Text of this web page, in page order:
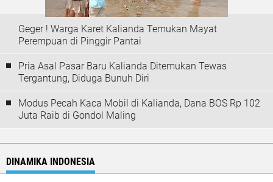
Geger ! Warga Karet Kalianda Temukan Mayat
Perempuan di Pinggir Pantai
Pria Asal Pasar Baru Kalianda Ditemukan Tewas
Tergantung, Diduga Bunuh Diri
Modus Pecah Kaca Mobil di Kalianda, Dana BOS Rp 102
Juta Raib di Gondol Maling
DINAMIKA INDONESIA